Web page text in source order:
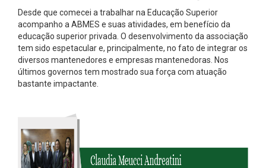
Desde que comecei a trabalhar na Educação Superior
acompanho a ABMES e suas atividades, em benefício da
educação superior privada. O desenvolvimento da associação
tem sido espetacular e, principalmente, no fato de integrar os
diversos mantenedores e empresas mantenedoras. Nos
últimos governos tem mostrado sua força com atuação
bastante impactante.